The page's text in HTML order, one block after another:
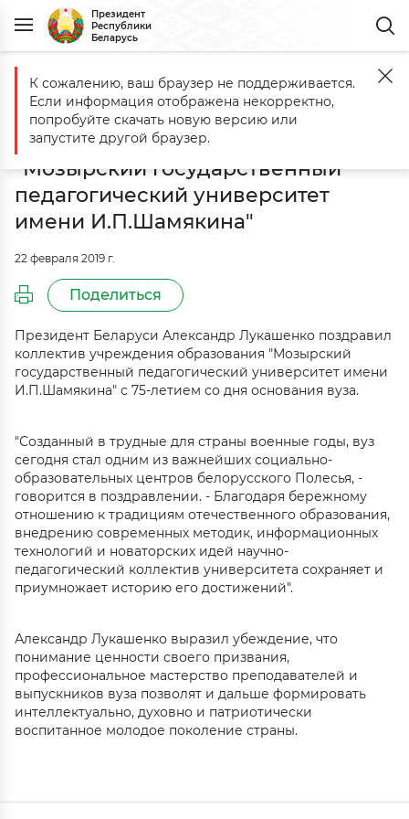
Президент
Республики
Беларусь
Главная События Поздравление коллективу учреждения
Поздравление коллективу
учреждения образования
"Мозырский государственный
педагогический университет
имени И.П.Шамякина"
22 февраля 2019 г.
Поделиться
Президент Беларуси Александр Лукашенко поздравил
коллектив учреждения образования "Мозырский
государственный педагогический университет имени
И.П.Шамякина" с 75-летием со дня основания вуза.
"Созданный в трудные для страны военные годы, вуз
сегодня стал одним из важнейших социально-
образовательных центров белорусского Полесья, -
говорится в поздравлении. - Благодаря бережному
отношению к традициям отечественного образования,
внедрению современных методик, информационных
технологий и новаторских идей научно-
педагогический коллектив университета сохраняет и
приумножает историю его достижений".
Александр Лукашенко выразил убеждение, что
понимание ценности своего призвания,
профессиональное мастерство преподавателей и
выпускников вуза позволят и дальше формировать
интеллектуально, духовно и патриотически
воспитанное молодое поколение страны.
К сожалению, ваш браузер не поддерживается.
Если информация отображена некорректно,
попробуйте скачать новую версию или
запустите другой браузер.